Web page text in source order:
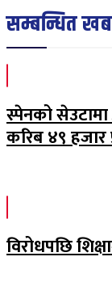
सम्बन्धित
स्पेनको
करिब ४९ हजार
विरोधपछि